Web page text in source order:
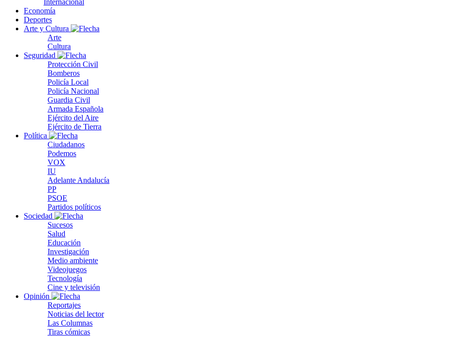
Internacional
Economía
Deportes
Arte y Cultura
Arte
Cultura
Seguridad
Protección Civil
Bomberos
Policía Local
Policía Nacional
Guardia Civil
Armada Española
Ejército del Aire
Ejército de Tierra
Política
Ciudadanos
Podemos
VOX
IU
Adelante Andalucía
PP
PSOE
Partidos políticos
Sociedad
Sucesos
Salud
Educación
Investigación
Medio ambiente
Videojuegos
Tecnología
Cine y televisión
Opinión
Reportajes
Noticias del lector
Las Columnas
Tiras cómicas